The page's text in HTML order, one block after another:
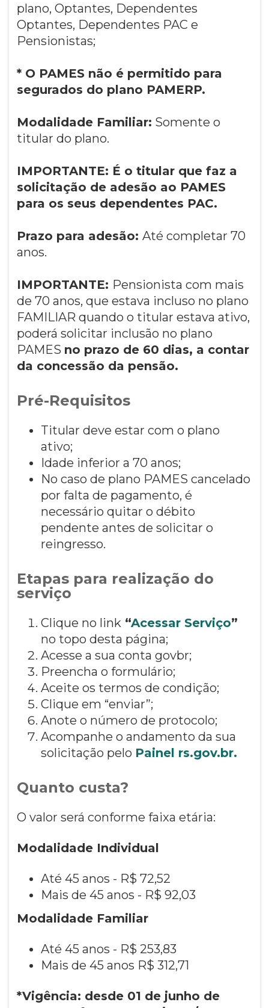
plano, Optantes, Dependentes
Optantes, Dependentes PAC e
Pensionistas;
* O PAMES não é permitido para
segurados do plano PAMERP.
Modalidade Familiar: Somente o
titular do plano.
IMPORTANTE: É o titular que faz a
solicitação de adesão ao PAMES
para os seus dependentes PAC.
Prazo para adesão: Até completar 70
anos.
IMPORTANTE: Pensionista com mais
de 70 anos, que estava incluso no plano
FAMILIAR quando o titular estava ativo,
poderá solicitar inclusão no plano
PAMES no prazo de 60 dias, a contar
da concessão da pensão.
Pré-Requisitos
Titular deve estar com o plano
ativo;
Idade inferior a 70 anos;
No caso de plano PAMES cancelado
por falta de pagamento, é
necessário quitar o débito
pendente antes de solicitar o
reingresso.
Etapas para realização do
serviço
Clique no link “Acessar Serviço”
no topo desta página;
Acesse a sua conta govbr;
Preencha o formulário;
Aceite os termos de condição;
Clique em “enviar”;
Anote o número de protocolo;
Acompanhe o andamento da sua
solicitação pelo Painel rs.gov.br.
Quanto custa?
O valor será conforme faixa etária:
Modalidade Individual
Até 45 anos - R$ 72,52
Mais de 45 anos - R$ 92,03
Modalidade Familiar
Até 45 anos - R$ 253,83
Mais de 45 anos R$ 312,71
*Vigência: desde 01 de junho de